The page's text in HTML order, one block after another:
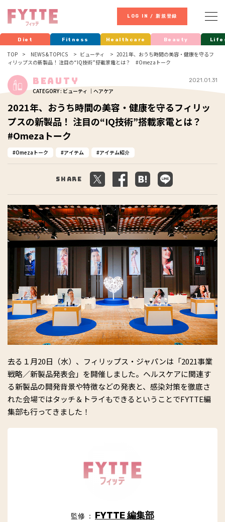
LOG IN / 新規登録
Diet Fitness Healthcare Beauty
TOP NEWS & TOPICS ビューティ
2021年、おうち時間の美容・健康を守るフ
ィリップスの新製品！ 注目の“IQ技術”搭載家電とは？ #Omezaトーク
Beauty
CATEGORY : ビューティ ｜ヘアケア
2021.01.31
2021年、おうち時間の美容・健康を守るフィリッ
プスの新製品！ 注目の“IQ技術”搭載家電とは？
#Omezaトーク
Omezaトーク アイテム アイテム紹介
Share
去る１月20日（水）、フィリップス・ジャパンは「2021事業
戦略／新製品発表会」を開催しました。ヘルスケアに関連す
る新製品の開発背景や特徴などの発表と、感染対策を徹底さ
れた会場ではタッチ＆トライもできるということでFYTTE編
集部も行ってきました！
監修 ： FYTTE 編集部